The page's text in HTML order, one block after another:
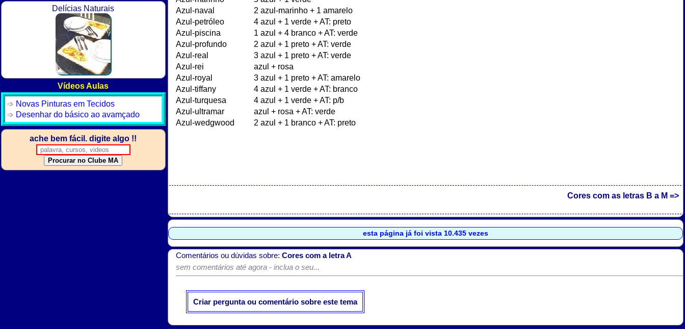
Cores com as letras B a M =>
esta página já foi vista 10.435 vezes
Comentários ou dúvidas sobre: Cores com a letra A
sem comentários até agora - inclua o seu...
Criar pergunta ou comentário sobre este tema
Delícias Naturais
Vídeos Aulas
Novas Pinturas em Tecidos
Desenhar do básico ao avamçado
ache bem fácil. digite algo !!
Procurar no Clube MA